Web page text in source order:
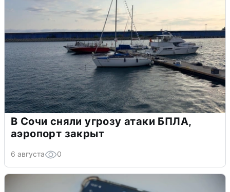
В Сочи сняли угрозу атаки БПЛА,
аэропорт закрыт
6 августа 0